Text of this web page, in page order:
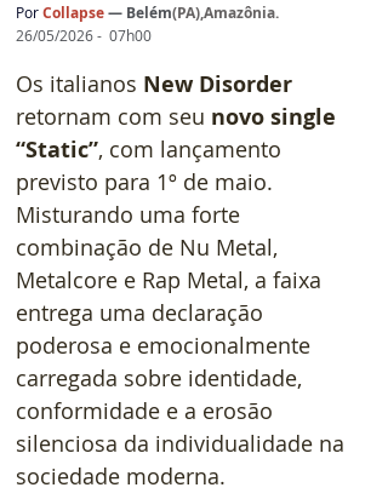
PorCollapse— Belém(PA),Amazônia.
26/05/2026 -  07h00
Os italianos New Disorder
retornam com seu novo single
“Static”, com lançamento
previsto para 1º de maio.
Misturando uma forte
combinação de Nu Metal,
Metalcore e Rap Metal, a faixa
entrega uma declaração
poderosa e emocionalmente
carregada sobre identidade,
conformidade e a erosão
silenciosa da individualidade na
sociedade moderna.